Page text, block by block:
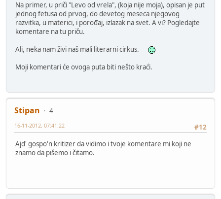
Na primer, u priči "Levo od vrela", (koja nije moja), opisan je put
jednog fetusa od prvog, do devetog meseca njegovog
razvitka, u materici, i porođaj, izlazak na svet. A vi? Pogledajte
komentare na tu priču.
Ali, neka nam živi naš mali literarni cirkus.
Moji komentari će ovoga puta biti nešto kraći.
Stipan
4
#12
16-11-2012, 07:41:22
Ajd' gospo'n kritizer da vidimo i tvoje komentare mi koji ne
znamo da pišemo i čitamo.